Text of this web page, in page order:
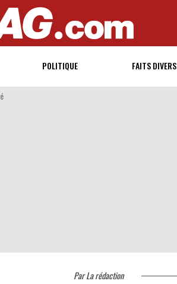
POLITIQUE FAITS DIVERS
ParLa rédaction